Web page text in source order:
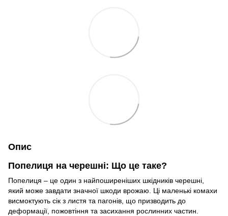
Опис
Попелиця на черешні: Що це таке?
Попелиця – це один з найпоширеніших шкідників черешні,
який може завдати значної шкоди врожаю. Ці маленькі комахи
висмоктують сік з листя та пагонів, що призводить до
деформації, пожовтіння та засихання рослинних частин.